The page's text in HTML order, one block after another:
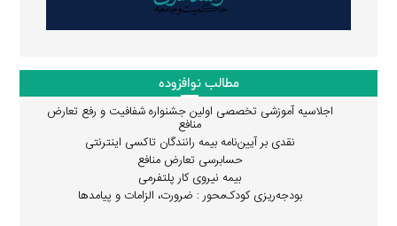
مطالب نوافزوده
اجلاسیه آموزشی تخصصی اولین جشنواره شفافیت و رفع تعارض
منافع
نقدی بر آیین‌نامه بیمه رانندگان تاکسی اینترنتی
حسابرسی تعارض منافع
بیمه نیروی کار پلتفرمی
بودجه‌ریزی کودک‌محور : ضرورت، الزامات و پیامدها